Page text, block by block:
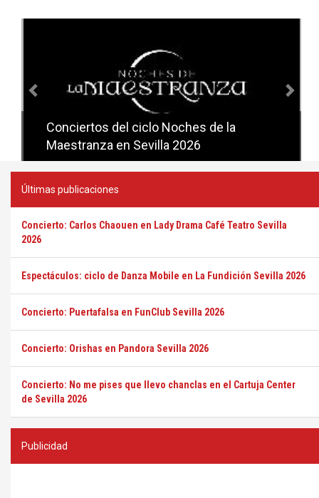
Conciertos del ciclo Noches de la
Maestranza en Sevilla 2026
Conciertos del ciclo Candlelight en
Sevilla
Últimas publicaciones
Concierto: Carlos Chaouen en Lady Drama Café Teatro Sevilla
2026
Espectáculos: ciclo de Danza Mobile en La Fundición Sevilla 2026
Concierto: Puertafalsa en FunClub Sevilla 2026
Concierto: Orishas en Pandora Sevilla 2026
Concierto: No me pises que llevo chanclas en el Cartuja Center
de Sevilla 2026
Publicidad